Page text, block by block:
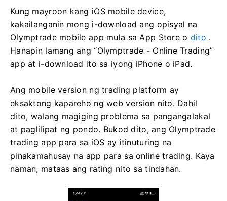
Kung mayroon kang iOS mobile device,
kakailanganin mong i-download ang opisyal na
Olymptrade mobile app mula sa App Store o dito .
Hanapin lamang ang “Olymptrade - Online Trading”
app at i-download ito sa iyong iPhone o iPad.
Ang mobile version ng trading platform ay
eksaktong kapareho ng web version nito. Dahil
dito, walang magiging problema sa pangangalakal
at paglilipat ng pondo. Bukod dito, ang Olymptrade
trading app para sa iOS ay itinuturing na
pinakamahusay na app para sa online trading. Kaya
naman, mataas ang rating nito sa tindahan.